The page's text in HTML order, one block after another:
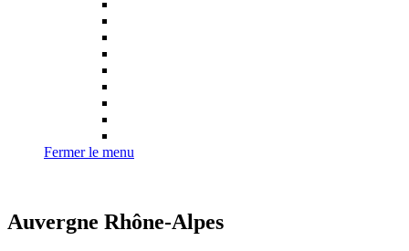
Fermer le menu
Auvergne Rhône-Alpes